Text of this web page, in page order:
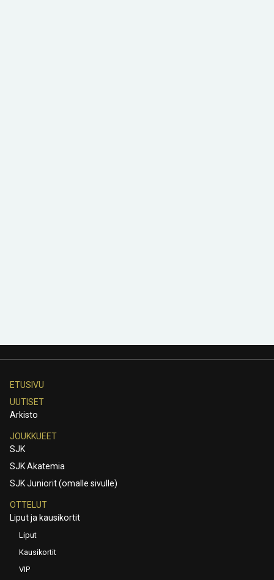
ETUSIVU
UUTISET
Arkisto
JOUKKUEET
SJK
SJK Akatemia
SJK Juniorit (omalle sivulle)
OTTELUT
Liput ja kausikortit
Liput
Kausikortit
VIP